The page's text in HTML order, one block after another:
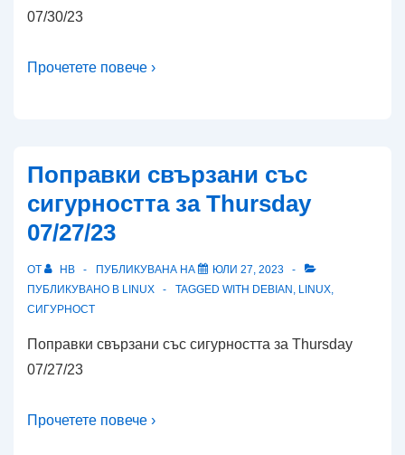
07/30/23
Прочетете повече ›
Поправки свързани със
сигурността за Thursday
07/27/23
ОТ HB ПУБЛИКУВАНА НА
ЮЛИ 27, 2023
ПУБЛИКУВАНО В LINUX TAGGED WITH DEBIAN , LINUX,
СИГУРНОСТ
Поправки свързани със сигурността за Thursday
07/27/23
Прочетете повече ›